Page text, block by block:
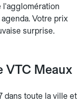
l'agglomération
Votre prix
surprise.
VTC Meaux
dans toute la ville et